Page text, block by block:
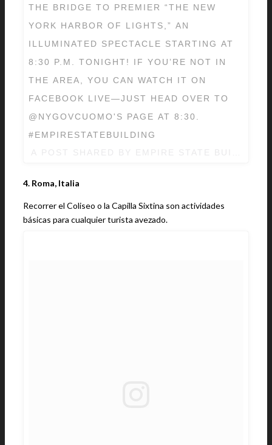
THE BRIDGE TO PREMIER “THE NEW
YORK HARBOR OF LIGHTS,” AN
ILLUMINATED SPECTACLE STARTING AT
8:30 P.M. TONIGHT! IF YOU’RE NOT IN
THE AREA, YOU CAN WATCH IT ON
FACEBOOK LIVE—JUST HEAD OVER TO
@NYGOVCUOMO'S PAGE AT 8:30.
#EMPIRESTATEBUILDING
4. Roma, Italia
Recorrer el Coliseo o la Capilla Sixtina son actividades
básicas para cualquier turista avezado.